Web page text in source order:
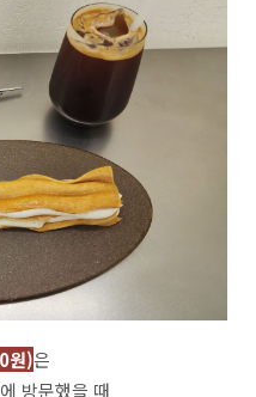
원)은
방문했을 때